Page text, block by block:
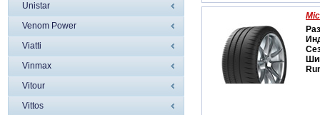
Unistar
Venom Power
Viatti
Vinmax
Vitour
Vittos